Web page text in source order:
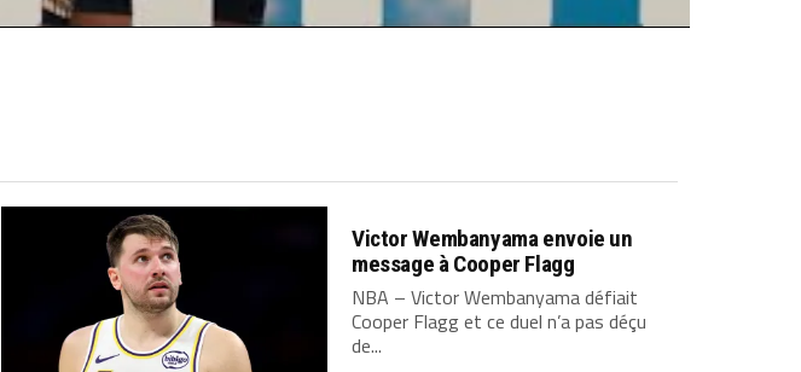
Victor Wembanyama envoie un
message à Cooper Flagg
NBA – Victor Wembanyama défiait
Cooper Flagg et ce duel n’a pas déçu
de...